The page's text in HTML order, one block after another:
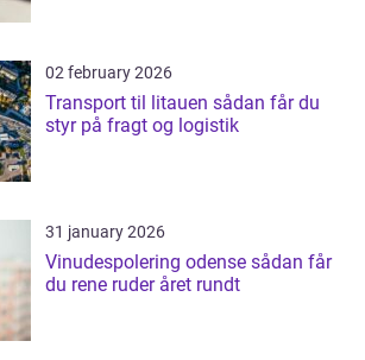
02 february 2026
Transport til litauen sådan får du
styr på fragt og logistik
31 january 2026
Vinudespolering odense sådan får
du rene ruder året rundt